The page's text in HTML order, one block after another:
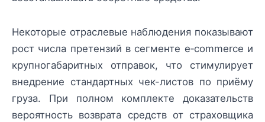
Некоторые отраслевые наблюдения показывают
рост числа претензий в сегменте e‑commerce и
крупногабаритных отправок, что стимулирует
внедрение стандартных чек-листов по приёму
груза. При полном комплекте доказательств
вероятность возврата средств от страховщика